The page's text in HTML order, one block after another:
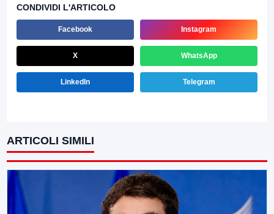
CONDIVIDI L'ARTICOLO
Facebook Instagram
X WhatsApp
LinkedIn Telegram
ARTICOLI SIMILI